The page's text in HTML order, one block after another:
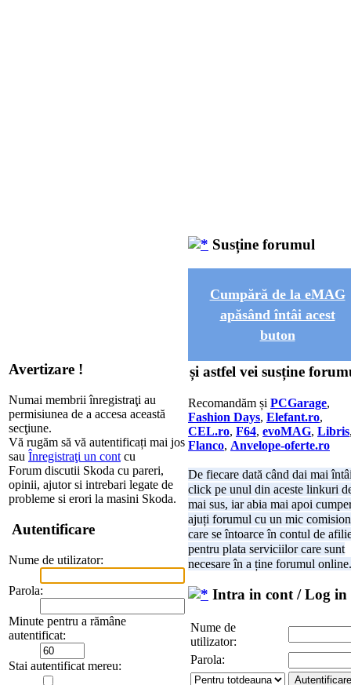
Avertizare !
Numai membrii înregistraţi au
permisiunea de a accesa această
secţiune.
Vă rugăm să vă autentificați mai jos
sau Înregistraţi un cont cu
Forum discutii Skoda cu pareri,
opinii, ajutor si intrebari legate de
probleme si erori la masini Skoda.
Autentificare
Nume de utilizator:
Parola:
Minute pentru a rămâne
autentificat:
Stai autentificat mereu:
Susține forumul
Cumpără de la eMAG
apăsând întâi acest
buton
și astfel vei susține
Recomandăm și PCGarage,
Fashion Days, Elefant.ro,
CEL.ro, F64, evoMAG, Libris
Flanco, Anvelope-oferte.ro
De fiecare dată când dai mai
click pe unul din aceste linkuri
mai sus, iar abia mai apoi
ajuți forumul cu un mic comision
care se întoarce în contul de
pentru plata serviciilor care sunt
necesare în a ține forumul online.
Intra in cont / Log in
Nume de
utilizator:
Parola: